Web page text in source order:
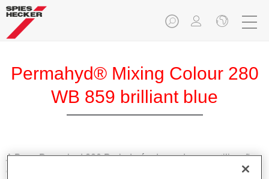
Permahyd® Mixing Colour 280
WB 859 brilliant blue
A Base Permahyd 280 Perlado é adequada para utilização
com Permahyd Base Bicamada Nacarada 285, um sistema